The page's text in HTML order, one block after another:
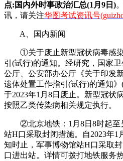
点:国内外时事政治汇总(1月9日)
讯，请关注华图考试资讯号
A、国内新闻
①关于废止新型冠状病毒感染
引(试行)的通知。经研究，国家
公厅、公安部办公厅《关于印发
遗体处置工作指引(试行)的通知
于2023年1月8日废止。新型冠状
按照乙类传染病相关规定执行。
②北京地铁：1月8日8时起至
站H口采取封闭措施。自2023年1
知时止，军事博物馆站H口采取
口进出站。详情可拨打地铁服务